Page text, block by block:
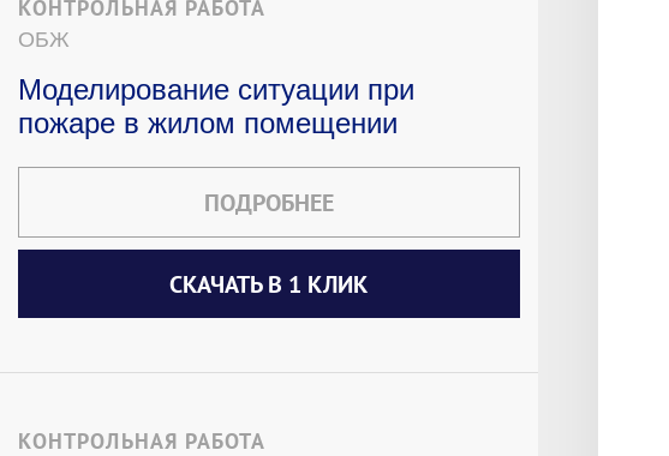
КОНТРОЛЬНАЯ РАБОТА
ОБЖ
Моделирование ситуации при
пожаре в жилом помещении
ПОДРОБНЕЕ
СКАЧАТЬ В 1 КЛИК
КОНТРОЛЬНАЯ РАБОТА